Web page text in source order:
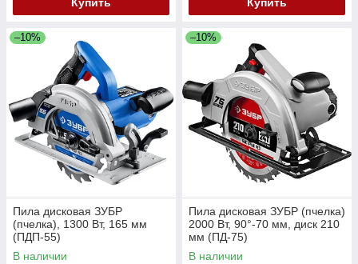
Купить Купить
–10%
Пила дисковая ЗУБР
(пчелка), 1300 Вт, 165 мм
(ПДП-55)
В наличии
–10%
Пила дисковая ЗУБР (пчелка)
2000 Вт, 90°-70 мм, диск 210
мм (ПД-75)
В наличии